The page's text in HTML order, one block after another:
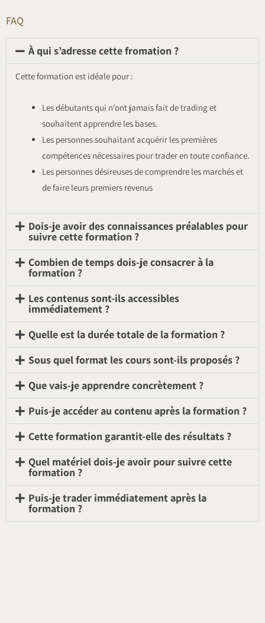
FAQ
À qui s’adresse cette fromation ?
Cette formation est idéale pour :
Les débutants qui n’ont jamais fait de trading et
souhaitent apprendre les bases.
Les personnes souhaitant acquérir les premières
compétences nécessaires pour trader en toute confiance.
Les personnes désireuses de comprendre les marchés et
de faire leurs premiers revenus
Dois-je avoir des connaissances préalables pour
suivre cette formation ?
Combien de temps dois-je consacrer à la
formation ?
Les contenus sont-ils accessibles
immédiatement ?
Quelle est la durée totale de la formation ?
Sous quel format les cours sont-ils proposés ?
Que vais-je apprendre concrètement ?
Puis-je accéder au contenu après la formation ?
Cette formation garantit-elle des résultats ?
Quel matériel dois-je avoir pour suivre cette
formation ?
Puis-je trader immédiatement après la
formation ?